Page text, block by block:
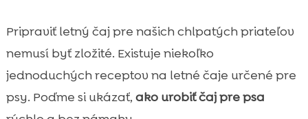
Pripraviť letný čaj pre našich chlpatých priateľov
nemusí byť zložité. Existuje niekoľko
jednoduchých receptov na letné čaje určené pre
psy. Poďme si ukázať, ako urobiť čaj pre psa